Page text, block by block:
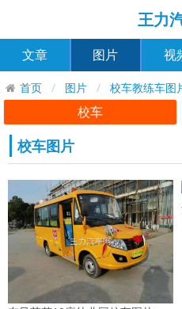
王力
文章 图片 视
首页 图片 校车教练车图
校车
校车图片